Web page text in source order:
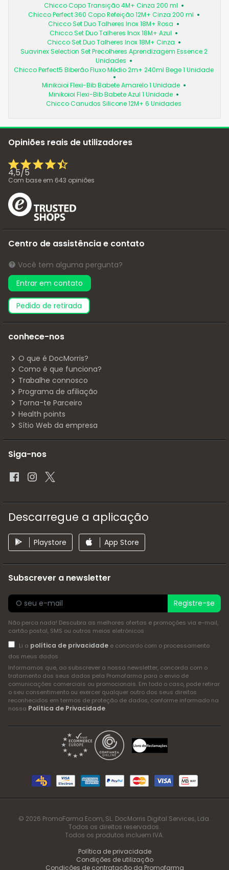
Chicco Copo Transição 4M+ Cinza 200 ml
Chicco Perfect 360 Copo Refeição 12M+ Cinza 200 ml
Chicco Set Duo Talheres Inox 18M+ Rosa
Chicco Set Duo Talheres Inox 18M+ Azul
Chicco Set Duo Talheres Inox 18M+ Cinza
Suavinex Selection Set Precolheres Aprendizagem Essence 2
Unidades
Chicco Perfect5 Biberão Fluxo Médio 2m+ 240ml Bege 1 Unidade
Minikoioi Flexi-Bib Babete Amarelo 1 Unidade
Minikoioi Flexi-Bib Babete Azul 1 Unidade
Chicco Canudos Silicone 12M+ 6 Unidades
Opiniões reais de utilizadores
4,5/5
Com base em 643 opiniões
Centro de assistência e contato
Você tem alguma pergunta?
Entrar em contato
pedido de retirada
conhece-nos
O que é DocMorris?
Como é que funciona?
Trabalhe connosco
Programa de afiliação
Torna-te Parceiro
Health points
Sítio Web da empresa
Siga-nos
Descarregue a aplicação
Playstore App Store
Subscrever a newsletter
Registre-se
Não perca nada! Descubra as melhores ofertas e promoções via e-mail,
cartão postal, SMS ou outros meios eletrónicos
Li a política de privacidadee concordo com o processamento
dos meus dados
Informamos que, ao subscrever a nossa newsletter, concorda com o
tratamento dos seus dados pela Promofarma para o envio de
comunicações comerciais ou promocionais. Em todo o caso, pode retirar
o seu consentimento ou exercer qualquer outro dos seus direitos
reconhecidos em termos de proteção de dados, conforme informado na
nossa Política de Privacidade.
© 2026 PromoFarma Ecom, SL. DocMorris Digital Services, Lda.
Todos os direitos reservados.
Todos os produtos incluem IVA.
Política de privacidade
Condições de utilização
Condições de contratação da Promofarma